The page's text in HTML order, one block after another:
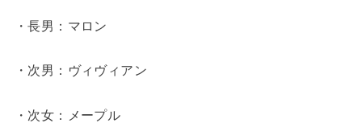
・長男：マロン
・次男：ヴィヴィアン
・次女：メープル